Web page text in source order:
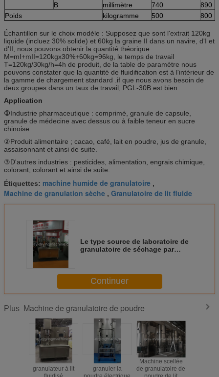
B
millimètre 740
890
Poids
kilogramme 500 800
Échantillon sur le choix modèle : Supposez que sont l'extrait 120kg
liquide (incluez 30% solide) et 60kg la graine II dans un navire, d'I et
d'II, nous pouvons obtenir la quantité théorique
M=mI+mII=120kgx30%+60kg=96kg, le temps de travail
T=120kg/30kg/h=4h de produit, de la table de paramètre nous
pouvons constater que la quantité de fluidification est à l'intérieur de
la gamme de chargement standard .if que nous avons besoin de
deux groupes dans un taux de travail, PGL-30B est bien.
Application
①Industrie pharmaceutique : comprimé, granule de capsule,
granule de médecine avec dessus ou à faible teneur en sucre
chinoise
②Produit alimentaire ; cacao, café, lait en poudre, jus de granule,
assaisonnant et ainsi de suite.
③D'autres industries : pesticides, alimentation, engrais chimique,
colorant, colorant et ainsi de suite.
Étiquettes: machine humide de granulatoire ,
Machine de granulation sèche , Granulatoire de lit fluide
Le type source de laboratoire de
granulatoire de séchage par
Continuer
Plus Machine de granulatoire de poudre
Sécheur et
granulateur à lit
Machine à
granuler la
Machine scellée
de granulatoire de